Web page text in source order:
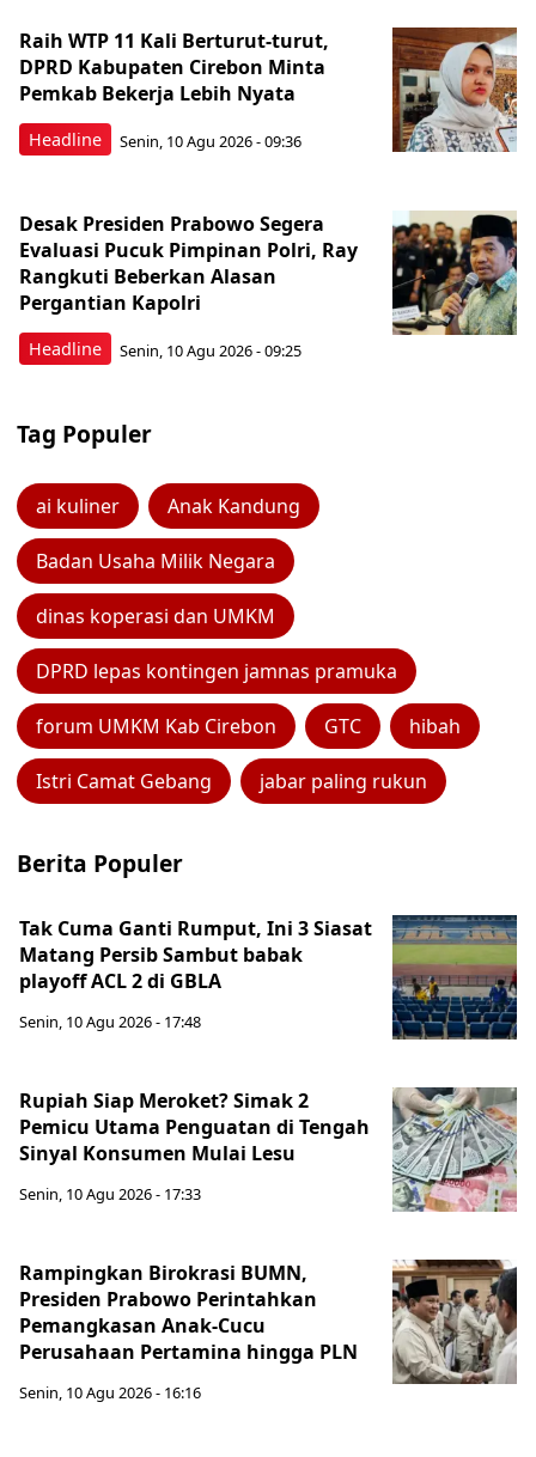
Headline
Raih WTP 11 Kali Berturut-turut,
DPRD Kabupaten Cirebon Minta
Pemkab Bekerja Lebih Nyata
Senin, 10 Agu 2026 - 09:36
Headline
Desak Presiden Prabowo Segera
Evaluasi Pucuk Pimpinan Polri, Ray
Rangkuti Beberkan Alasan
Pergantian Kapolri
Senin, 10 Agu 2026 - 09:25
Tag Populer
ai kuliner Anak Kandung
Badan Usaha Milik Negara
dinas koperasi dan UMKM
DPRD lepas kontingen jamnas pramuka
forum UMKM Kab Cirebon GTC hibah
Istri Camat Gebang jabar paling rukun
Berita Populer
Tak Cuma Ganti Rumput, Ini 3 Siasat
Matang Persib Sambut babak
playoff ACL 2 di GBLA
Senin, 10 Agu 2026 - 17:48
Rupiah Siap Meroket? Simak 2
Pemicu Utama Penguatan di Tengah
Sinyal Konsumen Mulai Lesu
Senin, 10 Agu 2026 - 17:33
Rampingkan Birokrasi BUMN,
Presiden Prabowo Perintahkan
Pemangkasan Anak-Cucu
Perusahaan Pertamina hingga PLN
Senin, 10 Agu 2026 - 16:16